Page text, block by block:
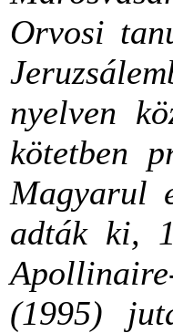
Orvosi
nyelven
kötetben
Magyarul
adták ki,
(1995)